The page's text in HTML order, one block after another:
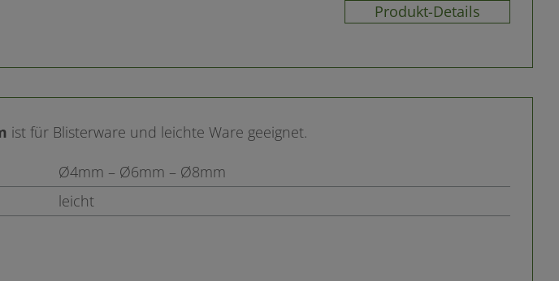
Produkt-Details
ist für Blisterware und leichte Ware geeignet.
Ø4mm – Ø6mm – Ø8mm
leicht